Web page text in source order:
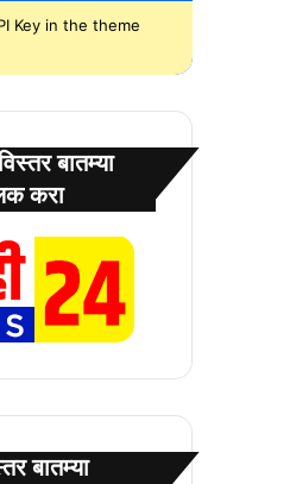
Key in the theme
बातम्या
करा
बातम्या